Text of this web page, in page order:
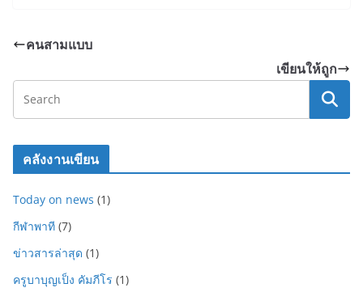
คนสามแบบ
เขียนให้ถูก
คลังงานเขียน
Today on news (1)
กีฬาพาที (7)
ข่าวสารล่าสุด (1)
ครูบาบุญเป็ง คัมภีโร (1)